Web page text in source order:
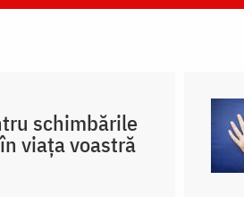
schimbările
viața voastră